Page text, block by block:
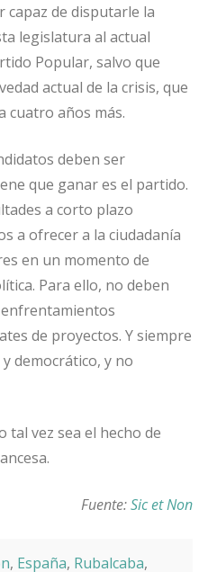
capaz de disputarle la
legislatura al actual
Popular, salvo que
actual de la crisis, que
cuatro años más.
deben ser
que ganar es el partido.
a corto plazo
a ofrecer a la ciudadanía
en un momento de
Para ello, no deben
de proyectos. Y siempre
democrático, y no
tal vez sea el hecho de
Fuente:Sic et Non
, España, Rubalcaba,